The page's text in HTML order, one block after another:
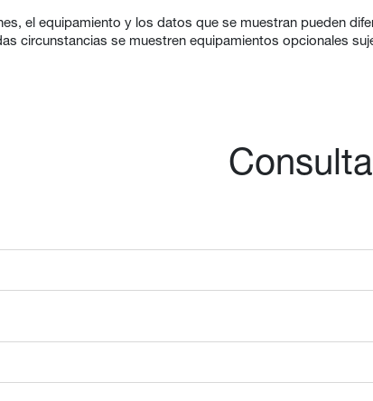
el equipamiento y los datos que se muestran pueden
circunstancias se muestren equipamientos opcionales